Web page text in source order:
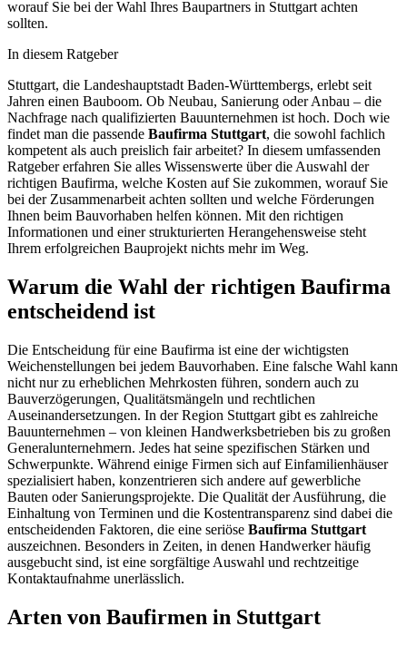
worauf Sie bei der Wahl Ihres Baupartners in Stuttgart achten
sollten.
In diesem Ratgeber
Stuttgart, die Landeshauptstadt Baden-Württembergs, erlebt seit
Jahren einen Bauboom. Ob Neubau, Sanierung oder Anbau – die
Nachfrage nach qualifizierten Bauunternehmen ist hoch. Doch wie
findet man die passende Baufirma Stuttgart, die sowohl fachlich
kompetent als auch preislich fair arbeitet? In diesem umfassenden
Ratgeber erfahren Sie alles Wissenswerte über die Auswahl der
richtigen Baufirma, welche Kosten auf Sie zukommen, worauf Sie
bei der Zusammenarbeit achten sollten und welche Förderungen
Ihnen beim Bauvorhaben helfen können. Mit den richtigen
Informationen und einer strukturierten Herangehensweise steht
Ihrem erfolgreichen Bauprojekt nichts mehr im Weg.
Warum die Wahl der richtigen Baufirma
entscheidend ist
Die Entscheidung für eine Baufirma ist eine der wichtigsten
Weichenstellungen bei jedem Bauvorhaben. Eine falsche Wahl kann
nicht nur zu erheblichen Mehrkosten führen, sondern auch zu
Bauverzögerungen, Qualitätsmängeln und rechtlichen
Auseinandersetzungen. In der Region Stuttgart gibt es zahlreiche
Bauunternehmen – von kleinen Handwerksbetrieben bis zu großen
Generalunternehmern. Jedes hat seine spezifischen Stärken und
Schwerpunkte. Während einige Firmen sich auf Einfamilienhäuser
spezialisiert haben, konzentrieren sich andere auf gewerbliche
Bauten oder Sanierungsprojekte. Die Qualität der Ausführung, die
Einhaltung von Terminen und die Kostentransparenz sind dabei die
entscheidenden Faktoren, die eine seriöse Baufirma Stuttgart
auszeichnen. Besonders in Zeiten, in denen Handwerker häufig
ausgebucht sind, ist eine sorgfältige Auswahl und rechtzeitige
Kontaktaufnahme unerlässlich.
Arten von Baufirmen in Stuttgart